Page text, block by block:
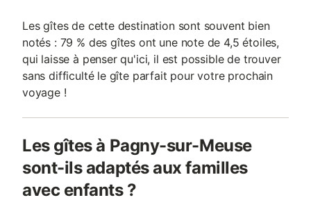
Les gîtes de cette destination sont souvent bien
notés : 79 % des gîtes ont une note de 4,5 étoiles,
qui laisse à penser qu'ici, il est possible de trouver
sans difficulté le gîte parfait pour votre prochain
voyage !
Les gîtes à Pagny-sur-Meuse
sont-ils adaptés aux familles
avec enfants ?